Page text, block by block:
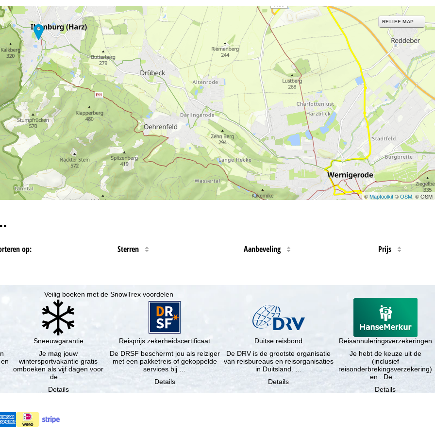
RELIEF MAP
©Maptoolkit©OSM, © OSM
op: Sterren Aanbeveling Prijs
Veilig boeken met de SnowTrex voordelen
Sneeuwgarantie
Je mag jouw
wintersportvakantie gratis
omboeken als vijf dagen voor
de …
Details
Reisprijs zekerheidscertificaat
De DRSF beschermt jou als reiziger
met een pakketreis of gekoppelde
services bij …
Details
Duitse reisbond
De DRV is de grootste organisatie
van reisbureaus en reisorganisaties
in Duitsland. …
Details
Reisannuleringsverzekeringen
Je hebt de keuze uit de
(inclusief
reisonderbrekingsverzekering)
en . De …
Details